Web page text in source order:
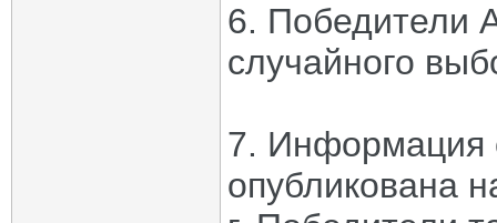
6. Победители
случайного
7. Информация
опубликована